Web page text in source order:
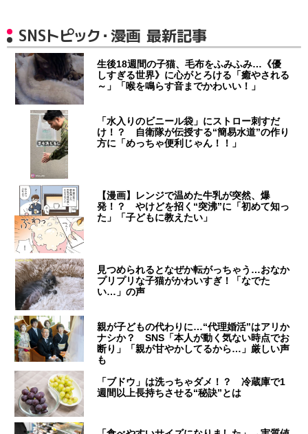
SNSトピック・漫画 最新記事
生後18週間の子猫、毛布をふみふみ…《優
しすぎる世界》に心がとろける「癒やされる
～」「喉を鳴らす音までかわいい！」
「水入りのビニール袋」にストロー刺すだ
け！？ 自衛隊が伝授する“簡易水道”の作り
方に「めっちゃ便利じゃん！！」
【漫画】レンジで温めた牛乳が突然、爆
発！？ やけどを招く“突沸”に「初めて知っ
た」「子どもに教えたい」
見つめられるとなぜか転がっちゃう…おなか
プリプリな子猫がかわいすぎ！「なでた
い…」の声
親が子どもの代わりに…“代理婚活”はアリか
ナシか？ SNS「本人が動く気ない時点でお
断り」「親が甘やかしてるから…」厳しい声
も
「ブドウ」は洗っちゃダメ！？ 冷蔵庫で1
週間以上長持ちさせる“秘訣”とは